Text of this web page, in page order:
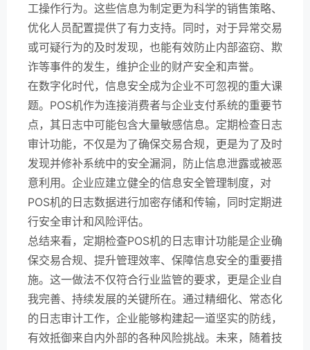
工操作行为。这些信息为制定更为科学的销售策略、
优化人员配置提供了有力支持。同时，对于异常交易
或可疑行为的及时发现，也能有效防止内部盗窃、欺
诈等事件的发生，维护企业的财产安全和声誉。
在数字化时代，信息安全成为企业不可忽视的重大课
题。POS机作为连接消费者与企业支付系统的重要节
点，其日志中可能包含大量敏感信息。定期检查日志
审计功能，不仅是为了确保交易合规，更是为了及时
发现并修补系统中的安全漏洞，防止信息泄露或被恶
意利用。企业应建立健全的信息安全管理制度，对
POS机的日志数据进行加密存储和传输，同时定期进
行安全审计和风险评估。
总结来看，定期检查POS机的日志审计功能是企业确
保交易合规、提升管理效率、保障信息安全的重要措
施。这一做法不仅符合行业监管的要求，更是企业自
我完善、持续发展的关键所在。通过精细化、常态化
的日志审计工作，企业能够构建起一道坚实的防线，
有效抵御来自内外部的各种风险挑战。未来，随着技